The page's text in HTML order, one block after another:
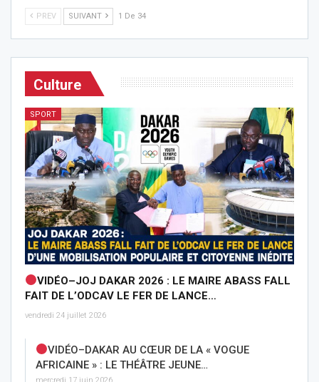
PREV SUIVANT 1 De 34
Culture
SPORT
VIDÉO–JOJ DAKAR 2026 : LE MAIRE ABASS FALL
FAIT DE L’ODCAV LE FER DE LANCE…
vendredi 24 juillet 2026
VIDÉO–DAKAR AU CŒUR DE LA « VOGUE
AFRICAINE » : LE THÉÂTRE JEUNE…
mercredi 17 juin 2026